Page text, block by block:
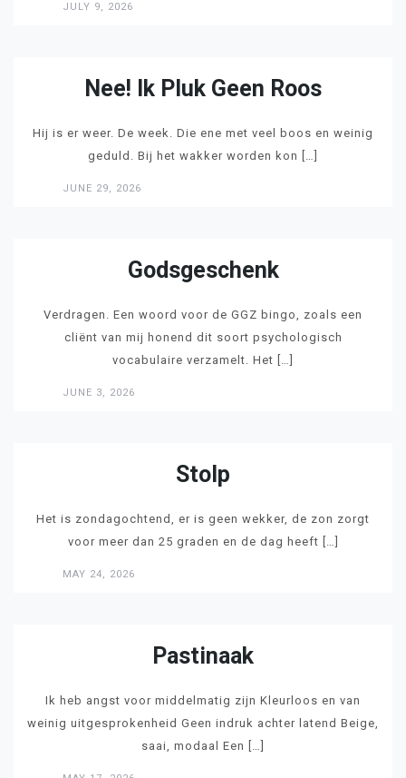
JULY 9, 2026
Nee! Ik Pluk Geen Roos
Hij is er weer. De week. Die ene met veel boos en weinig
geduld. Bij het wakker worden kon […]
JUNE 29, 2026
Godsgeschenk
Verdragen. Een woord voor de GGZ bingo, zoals een
cliënt van mij honend dit soort psychologisch
vocabulaire verzamelt. Het […]
JUNE 3, 2026
Stolp
Het is zondagochtend, er is geen wekker, de zon zorgt
voor meer dan 25 graden en de dag heeft […]
MAY 24, 2026
Pastinaak
Ik heb angst voor middelmatig zijn Kleurloos en van
weinig uitgesprokenheid Geen indruk achter latend Beige,
saai, modaal Een […]